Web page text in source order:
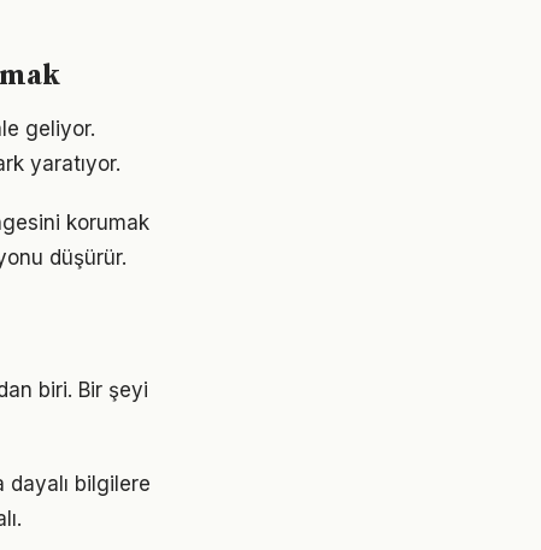
geliyor.
yaratıyor.
korumak
düşürür.
biri. Bir şeyi
dayalı bilgilere